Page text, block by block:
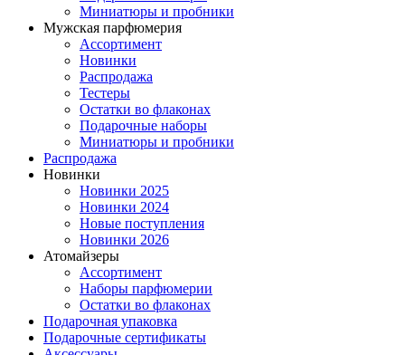
Миниатюры и пробники
Мужская парфюмерия
Ассортимент
Новинки
Распродажа
Тестеры
Остатки во флаконах
Подарочные наборы
Миниатюры и пробники
Распродажа
Новинки
Новинки 2025
Новинки 2024
Новые поступления
Новинки 2026
Атомайзеры
Ассортимент
Наборы парфюмерии
Остатки во флаконах
Подарочная упаковка
Подарочные сертификаты